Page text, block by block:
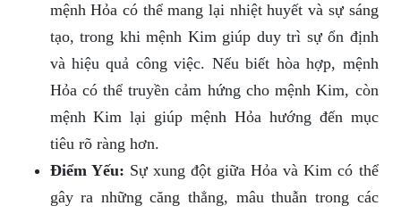
mệnh Hỏa có thể mang lại nhiệt huyết và sự sáng
tạo, trong khi mệnh Kim giúp duy trì sự ổn định
và hiệu quả công việc. Nếu biết hòa hợp, mệnh
Hỏa có thể truyền cảm hứng cho mệnh Kim, còn
mệnh Kim lại giúp mệnh Hỏa hướng đến mục
tiêu rõ ràng hơn.
Điểm Yếu: Sự xung đột giữa Hỏa và Kim có thể
gây ra những căng thẳng, mâu thuẫn trong các